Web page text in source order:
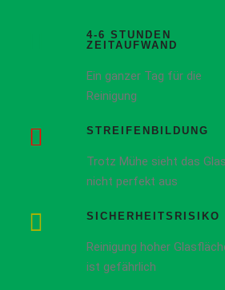
4-6 STUNDEN
ZEITAUFWAND
Ein ganzer Tag für die
Reinigung
STREIFENBILDUNG
Trotz Mühe sieht das Glas
nicht perfekt aus
SICHERHEITSRISIKO
Reinigung hoher
ist gefährlich